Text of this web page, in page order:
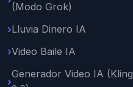
(Modo Grok)
Lluvia Dinero IA
Video Baile IA
Generador Video IA (Kling